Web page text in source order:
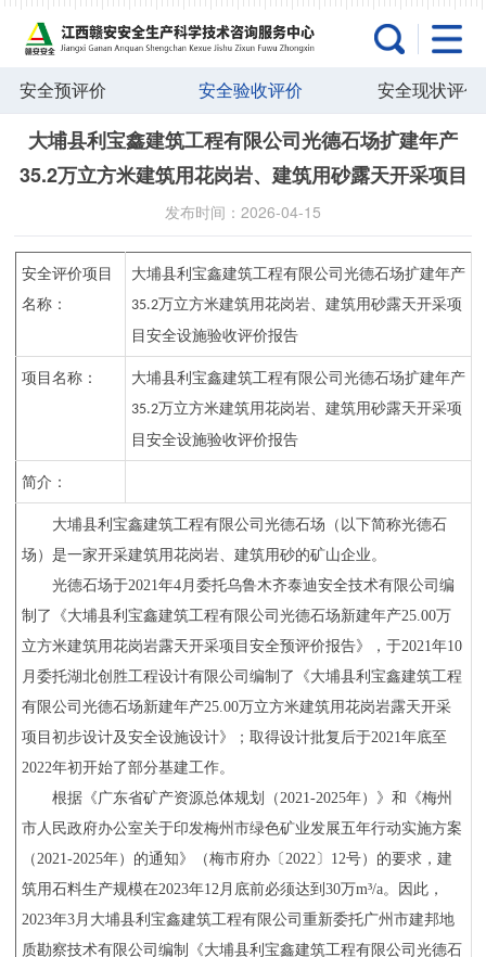
安全预评价 安全验收评价 安全现状评价
大埔县利宝鑫建筑工程有限公司光德石场扩建年产
35.2万立方米建筑用花岗岩、建筑用砂露天开采项目
发布时间：2026-04-15
安全评价项目
名称：
大埔县利宝鑫建筑工程有限公司光德石场扩建年产
35.2万立方米建筑用花岗岩、建筑用砂露天开采项
目安全设施验收评价报告
项目名称：
大埔县利宝鑫建筑工程有限公司光德石场扩建年产
35.2万立方米建筑用花岗岩、建筑用砂露天开采项
目安全设施验收评价报告
简介：
大埔县利宝鑫建筑工程有限公司光德石场（以下简称光德石
场）是一家开采建筑用花岗岩、建筑用砂的矿山企业。
光德石场于2021年4月委托乌鲁木齐泰迪安全技术有限公司编
制了《大埔县利宝鑫建筑工程有限公司光德石场新建年产25.00万
立方米建筑用花岗岩露天开采项目安全预评价报告》，于2021年10
月委托湖北创胜工程设计有限公司编制了《大埔县利宝鑫建筑工程
有限公司光德石场新建年产25.00万立方米建筑用花岗岩露天开采
项目初步设计及安全设施设计》；取得设计批复后于2021年底至
2022年初开始了部分基建工作。
根据《广东省矿产资源总体规划（2021-2025年）》和《梅州
市人民政府办公室关于印发梅州市绿色矿业发展五年行动实施方案
（2021-2025年）的通知》（梅市府办〔 2022〕 12号）的要求，建
筑用石料生产规模在2023年12月底前必须达到 30万m³/a。因此，
2023年3月大埔县利宝鑫建筑工程有限公司重新委托广州市建邦地
质勘察技术有限公司编制《大埔县利宝鑫建筑工程有限公司光德石